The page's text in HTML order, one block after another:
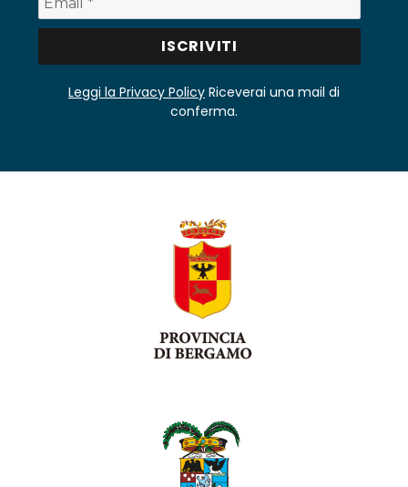
Leggi la Privacy Policy Riceverai una mail di
conferma.